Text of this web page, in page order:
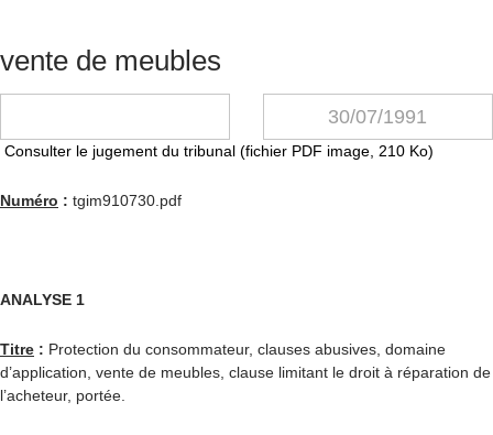
vente de meubles
30/07/1991
Consulter le jugement du tribunal (fichier PDF image, 210 Ko)
Numéro : tgim910730.pdf
ANALYSE 1
Titre : Protection du consommateur, clauses abusives, domaine
d’application, vente de meubles, clause limitant le droit à réparation de
l’acheteur, portée.